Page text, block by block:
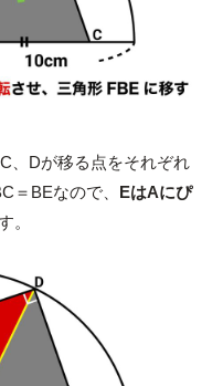
、Dが移る点をそれぞれ
＝BEなので、 EはAにぴ
。